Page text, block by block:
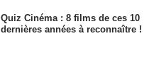
Quiz Cinéma : 8 films de ces 10
dernières années à reconnaître !